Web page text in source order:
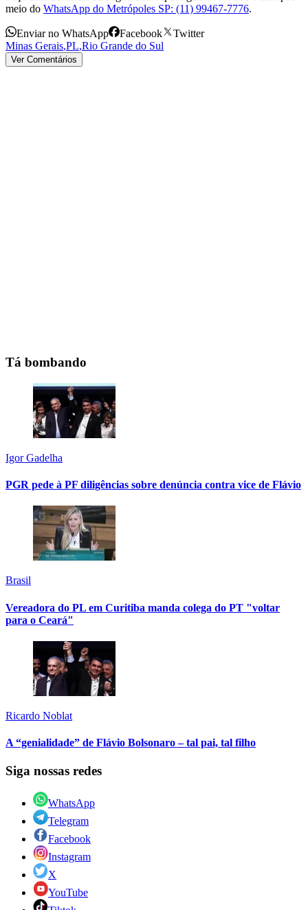
meio do WhatsApp do Metrópoles SP: (11) 99467-7776.
Enviar no WhatsApp Facebook
Twitter
Minas Gerais,PL,Rio Grande do Sul
Ver Comentários
Tá bombando
Igor Gadelha
PGR pede à PF diligências sobre denúncia contra vice de Flávio
Brasil
Vereadora do PL em Curitiba manda colega do PT "voltar
para o Ceará"
Ricardo Noblat
A “genialidade” de Flávio Bolsonaro – tal pai, tal filho
Siga nossas redes
WhatsApp
Telegram
Facebook
Instagram
X
YouTube